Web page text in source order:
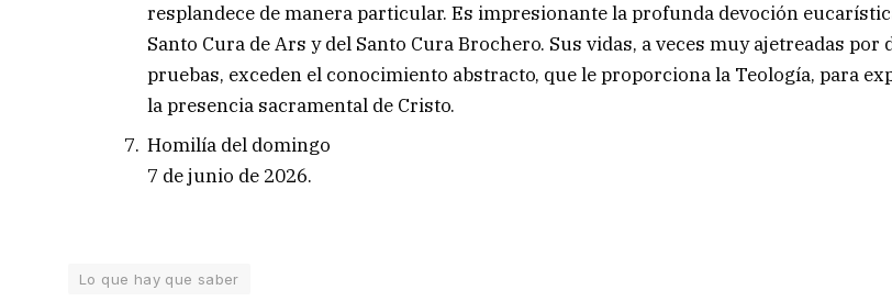
resplandece de manera particular. Es impresionante la profunda devoción
Santo Cura de Ars y del Santo Cura Brochero. Sus vidas, a veces muy ajetreadas por
pruebas, exceden el conocimiento abstracto, que le proporciona la Teología, para
la presencia sacramental de Cristo.
Homilía del domingo
7 de junio de 2026.
Lo que hay que saber